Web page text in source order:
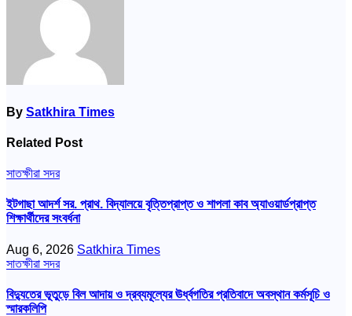
By Satkhira Times
Related Post
সাতক্ষীরা সদর
ইটগাছা আদর্শ সর. প্রাথ. বিদ্যালয়ে বৃত্তিপ্রাপ্ত ও শাপলা কাব অ্যাওয়ার্ডপ্রাপ্ত
শিক্ষার্থীদের সংবর্ধনা
Aug 6, 2026 Satkhira Times
সাতক্ষীরা সদর
বিদ্যুতের ভূতুড়ে বিল আদায় ও দ্রব্যমূল্যের ঊর্ধ্বগতির প্রতিবাদে অবস্থান কর্মসূচি ও
স্মারকলিপি